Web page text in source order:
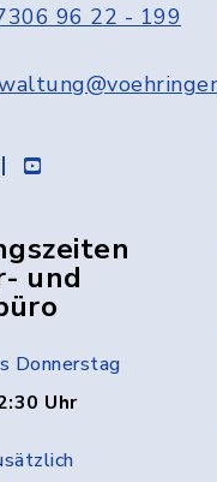
96 22 - 199
youtube
und
Donnerstag
Uhr